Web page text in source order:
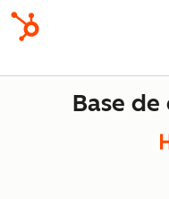
Base de